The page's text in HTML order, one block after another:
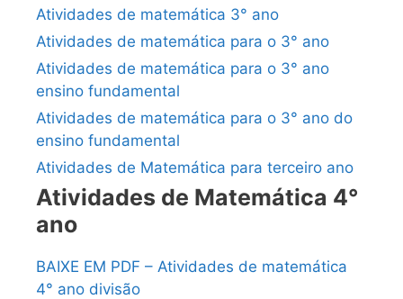
Atividades de matemática 3° ano
Atividades de matemática para o 3° ano
Atividades de matemática para o 3° ano
ensino fundamental
Atividades de matemática para o 3° ano do
ensino fundamental
Atividades de Matemática para terceiro ano
Atividades de Matemática 4°
ano
BAIXE EM PDF – Atividades de matemática
4° ano divisão